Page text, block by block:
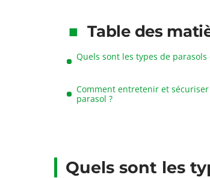
Table des
Quels sont les types de parasols
Comment entretenir et
parasol ?
Quels sont les